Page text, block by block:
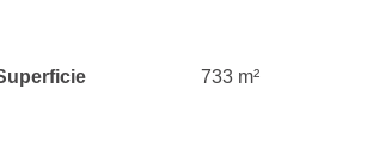
733 m²